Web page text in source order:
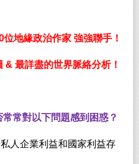
位地緣政治作家 強強聯手！
& 最詳盡的世界脈絡分析！
常對以下問題感到困惑？
人企業利益和國家利益存